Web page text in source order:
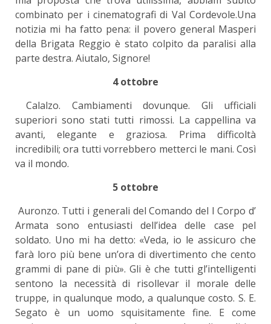
combinato per i cinematografi di Val Cordevole.Una
notizia mi ha fatto pena: il povero general Masperi
della Brigata Reggio è stato colpito da paralisi alla
parte destra. Aiutalo, Signore!
4 ottobre
Calalzo. Cambiamenti dovunque. Gli ufficiali
superiori sono stati tutti rimossi. La cappellina va
avanti, elegante e graziosa. Prima difficoltà
incredibili; ora tutti vorrebbero metterci le mani. Così
va il mondo.
5 ottobre
Auronzo. Tutti i generali del Comando del I Corpo d’
Armata sono entusiasti dell’idea delle case pel
soldato. Uno mi ha detto: «Veda, io le assicuro che
farà loro più bene un’ora di divertimento che cento
grammi di pane di più». Gli è che tutti gl’intelligenti
sentono la necessità di risollevar il morale delle
truppe, in qualunque modo, a qualunque costo. S. E.
Segato è un uomo squisitamente fine. E come